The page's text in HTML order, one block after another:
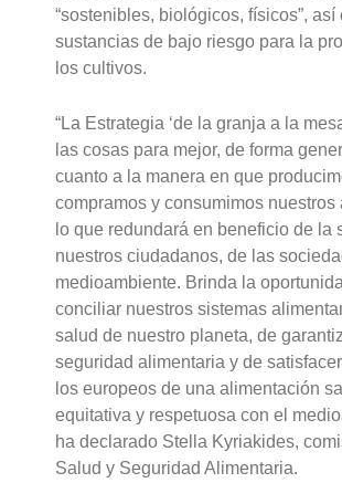
“sostenibles, biológicos, físicos”, así
sustancias de bajo riesgo para la
los cultivos.
“La Estrategia ‘de la granja a la
las cosas para mejor, de forma
cuanto a la manera en que
compramos y consumimos nuestros
lo que redundará en beneficio de la
nuestros ciudadanos, de las
medioambiente. Brinda la
conciliar nuestros sistemas
salud de nuestro planeta, de
seguridad alimentaria y de
los europeos de una alimentación
equitativa y respetuosa con el
ha declarado Stella Kyriakides,
Salud y Seguridad Alimentaria.